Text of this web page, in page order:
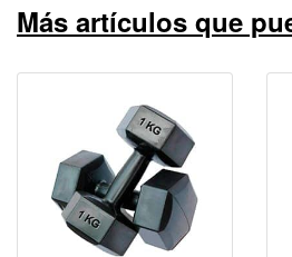
Más artículos que